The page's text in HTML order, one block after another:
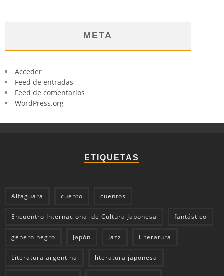
META
Acceder
Feed de entradas
Feed de comentarios
WordPress.org
ETIQUETAS
Alfaguara cuento cuentos
Encuentro Internacional de Cultura Japonesa fantástico
género negro Japón Jazz Literatura
Literatura argentina literatura japonesa